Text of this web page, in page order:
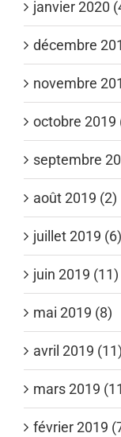
janvier 2020
décembre
novembre
octobre 2019
septembre
août 2019 (2)
juillet 2019 (6)
juin 2019 (11)
mai 2019 (8)
avril 2019 (11)
mars 2019
février 2019